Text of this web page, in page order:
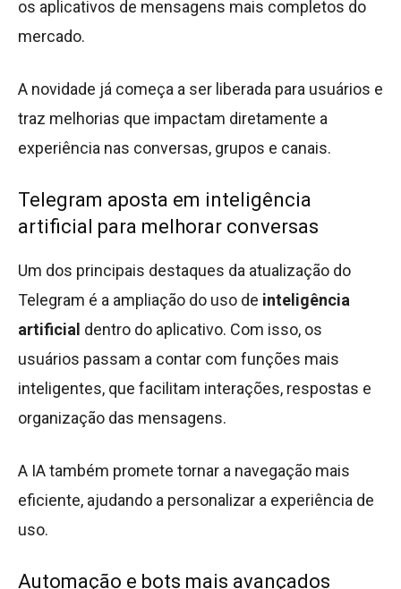
os aplicativos de mensagens mais completos do
mercado.
A novidade já começa a ser liberada para usuários e
traz melhorias que impactam diretamente a
experiência nas conversas, grupos e canais.
Telegram aposta em inteligência
artificial para melhorar conversas
Um dos principais destaques da atualização do
Telegram é a ampliação do uso de inteligência
artificial dentro do aplicativo. Com isso, os
usuários passam a contar com funções mais
inteligentes, que facilitam interações, respostas e
organização das mensagens.
A IA também promete tornar a navegação mais
eficiente, ajudando a personalizar a experiência de
uso.
Automação e bots mais avançados